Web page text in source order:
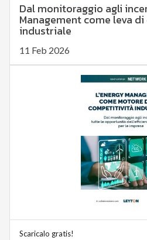
Dal monitoraggio agli
Management come leva
industriale
11 Feb 2026
Scaricalo gratis!